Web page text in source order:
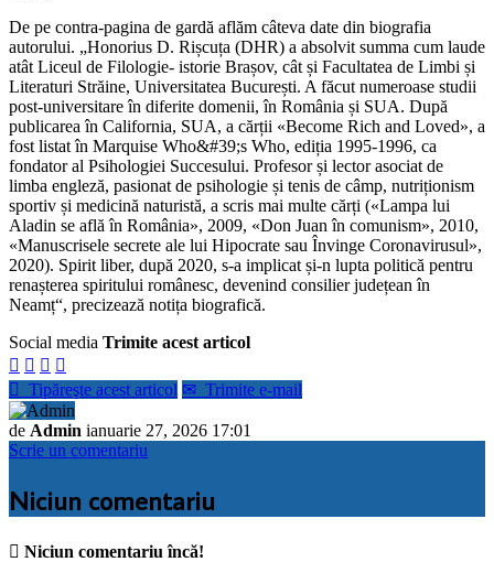
De pe contra-pagina de gardă aflăm câteva date din biografia
autorului. „Honorius D. Rișcuța (DHR) a absolvit summa cum laude
atât Liceul de Filologie- istorie Brașov, cât și Facultatea de Limbi și
Literaturi Străine, Universitatea București. A făcut numeroase studii
post-universitare în diferite domenii, în România și SUA. După
publicarea în California, SUA, a cărții «Become Rich and Loved», a
fost listat în Marquise Who&#39;s Who, ediția 1995-1996, ca
fondator al Psihologiei Succesului. Profesor și lector asociat de
limba engleză, pasionat de psihologie și tenis de câmp, nutriționism
sportiv și medicină naturistă, a scris mai multe cărți («Lampa lui
Aladin se află în România», 2009, «Don Juan în comunism», 2010,
«Manuscrisele secrete ale lui Hipocrate sau Învinge Coronavirusul»,
2020). Spirit liber, după 2020, s-a implicat și-n lupta politică pentru
renașterea spiritului românesc, devenind consilier județean în
Neamț“, precizează notița biografică.
Social media Trimite acest articol
   

Tipăreşte acest articol ✉ Trimite e-mail
de Admin ianuarie 27, 2026 17:01
Scrie un comentariu
Niciun comentariu
 Niciun comentariu încă!